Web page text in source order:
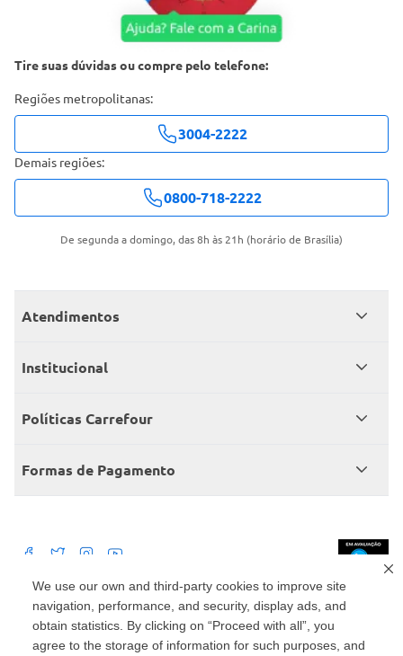
We use our own and third-party cookies to improve site
navigation, performance, and security, display ads, and
obtain statistics. By clicking on “Proceed with all”, you
agree to the storage of information for such purposes, and
Tire suas dúvidas ou compre pelo telefone:
Regiões metropolitanas:
3004-2222
Demais regiões:
0800-718-2222
De segunda a domingo, das 8h às 21h (horário de Brasília)
Atendimentos
Meus pedidos
Consumidor.gov
Institucional
Grupo Carrefour Brasil
Produtos Carrefour
Políticas Carrefour
Políticas de entregas
Políticas de trocas e devoluções
Formas de Pagamento
Mercado: Carrefour Comércio e Indústrias Ltda Via de Acesso Norte, Km 38,
nº 420, Empresarial Gato Preto, Cajamar - SP | CEP 07789-100 | CNPJ:
45.543.915/0846-95
Drogaria: Carrefour Comercio e Industria Ltda: Avenida das Nações Unidas,